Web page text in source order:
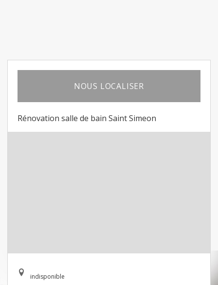
NOUS LOCALISER
Rénovation salle de bain Saint Simeon
indisponible